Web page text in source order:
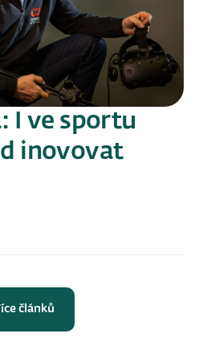
I ve sportu
inovovat
článků